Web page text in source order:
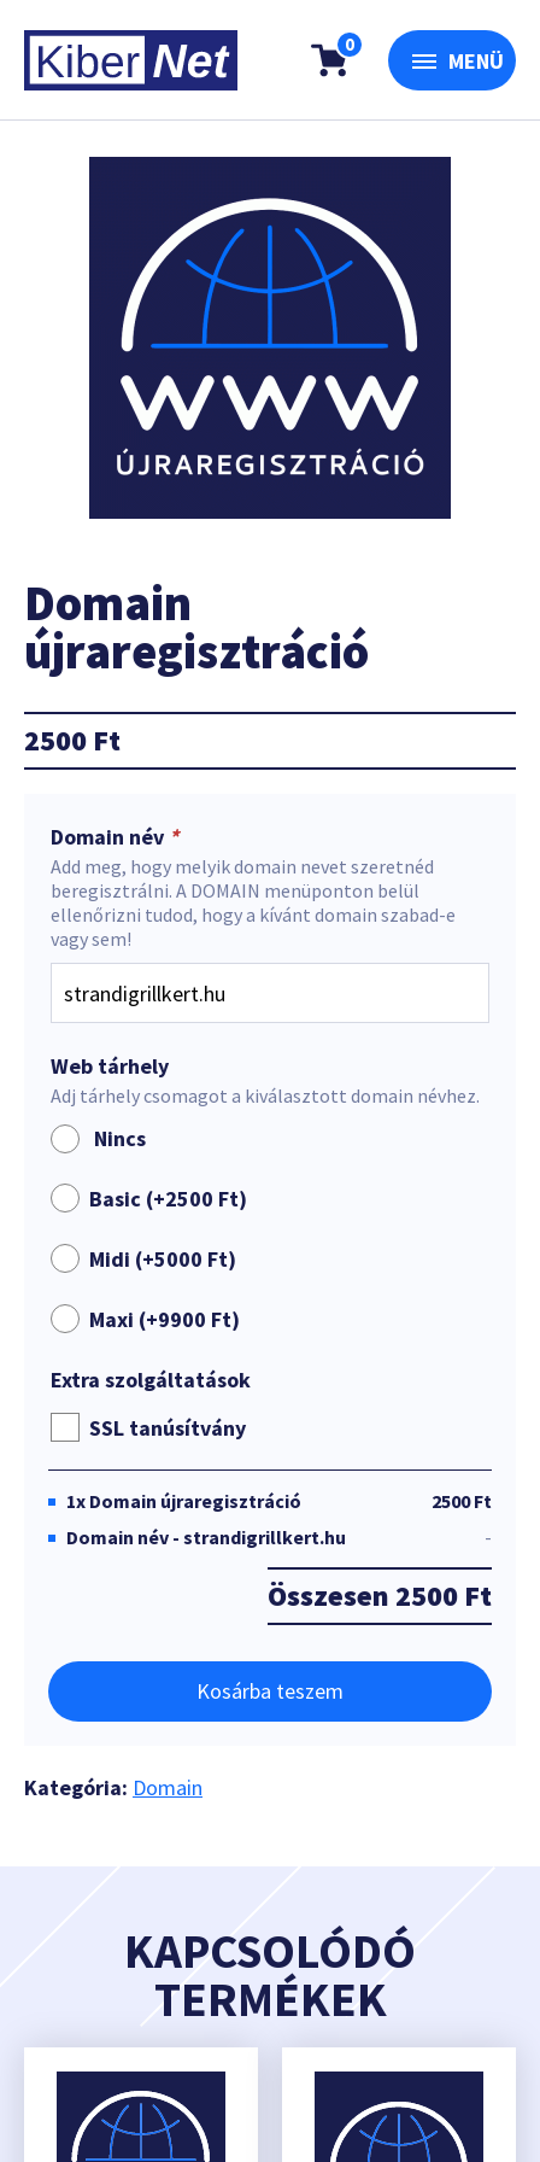
0
MENÜ
Domain
újraregisztráció
2500 Ft
Domain név *
Add meg, hogy melyik domain nevet szeretnéd
beregisztrálni. A DOMAIN menüponton belül
ellenőrizni tudod, hogy a kívánt domain szabad-e
vagy sem!
Web tárhely
Adj tárhely csomagot a kiválasztott domain névhez.
Nincs
Basic (+2500 Ft)
Midi (+5000 Ft)
Maxi (+9900 Ft)
Extra szolgáltatások
SSL tanúsítvány
1x Domain újraregisztráció
2500 Ft
Domain név - strandigrillkert.hu
-
Összesen 2500 Ft
Kosárba teszem
Kategória: Domain
KAPCSOLÓDÓ
TERMÉKEK